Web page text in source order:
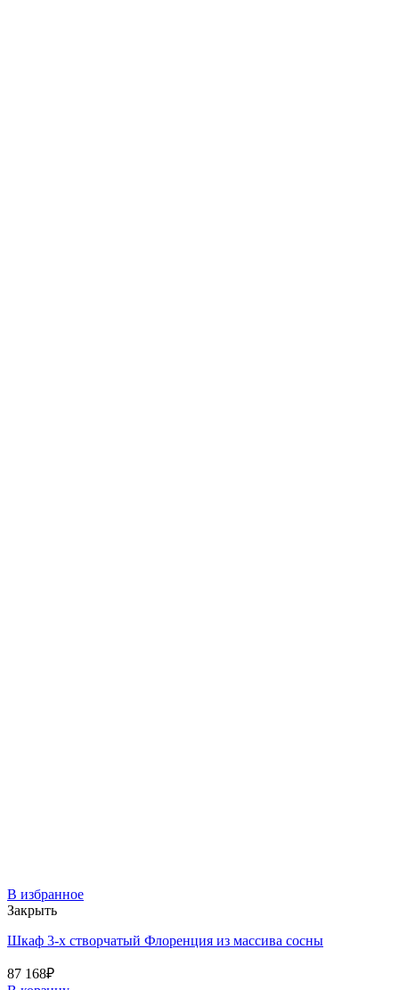
В избранное
Закрыть
Шкаф 3-х створчатый Флоренция из массива сосны
87 168₽